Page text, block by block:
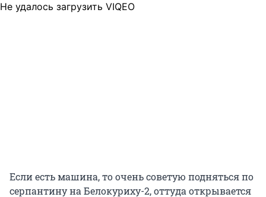
Не удалось загрузить VIQEO
Если есть машина, то очень советую подняться по
серпантину на Белокуриху-2, оттуда открывается